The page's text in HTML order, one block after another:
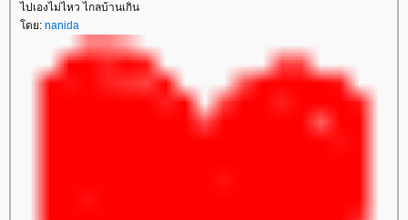
ไปเองไม่ไหว ไกลบ้านเกิน
โดย: nanida